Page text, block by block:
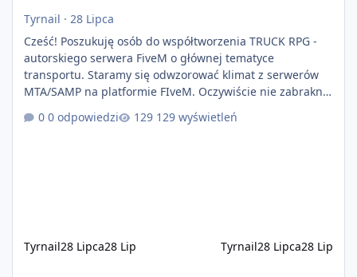
Tyrnail · 28 Lipca
Cześć! Poszukuję osób do współtworzenia TRUCK RPG -
autorskiego serwera FiveM o głównej tematyce
transportu. Staramy się odwzorować klimat z serwerów
MTA/SAMP na platformie FIveM. Oczywiście nie zabraknie
kontentu dla graczy którzy chcą robić coś innego niż
jeździć ciężarówką. Projekt tworzony jest od podstaw z
0 odpowiedzi 129 wyświetleń
Tyrnail28 Lipca28 Lip Tyrnail28 Lipca28 Lip